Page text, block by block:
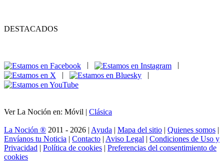
DESTACADOS
|
|
Ver La Noción en: Móvil | Clásica
La Noción ® 2011 - 2026 | Ayuda | Mapa del sitio | Quienes somos |
Envíanos tu Noticia | Contacto | Aviso Legal | Condiciones de Uso y
Privacidad | Política de cookies | Preferencias del consentimiento de
cookies